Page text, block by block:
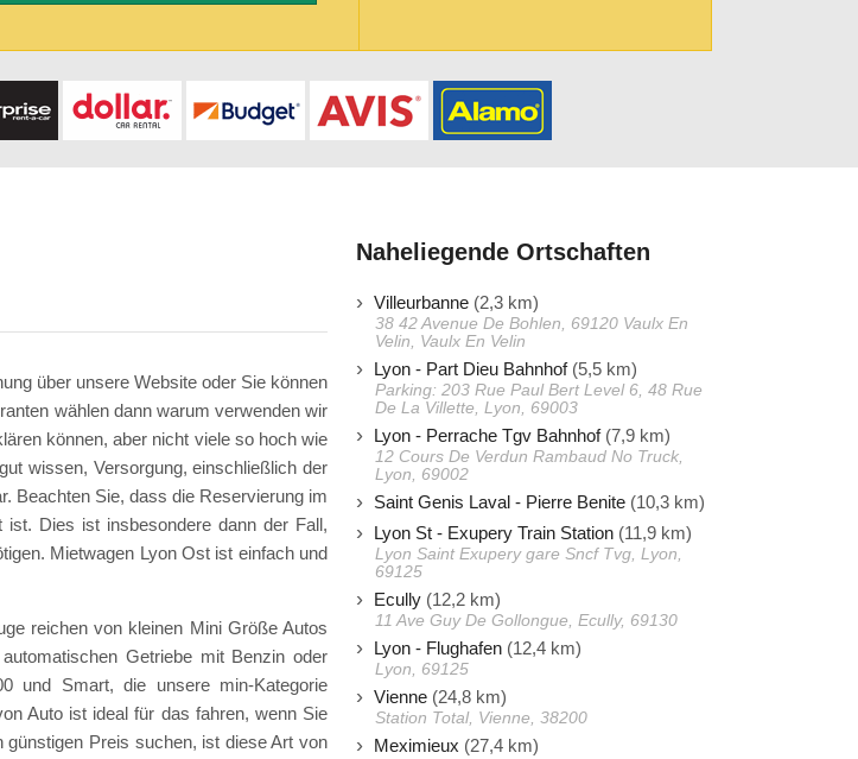
über unsere Website oder Sie können
wählen dann warum verwenden wir
können, aber nicht viele so hoch wie
wissen, Versorgung, einschließlich der
Beachten Sie, dass die Reservierung im
Dies ist insbesondere dann der Fall,
Mietwagen Lyon Ost ist einfach und
reichen von kleinen Mini Größe Autos
Getriebe mit Benzin oder
und Smart, die unsere min-Kategorie
Auto ist ideal für das fahren, wenn Sie
Preis suchen, ist diese Art von
Naheliegende Ortschaften
Villeurbanne (2,3 km)
38 42 Avenue De Bohlen, 69120 Vaulx En
Velin, Vaulx En Velin
Lyon - Part Dieu Bahnhof(5,5 km)
Parking: 203 Rue Paul Bert Level 6, 48 Rue
De La Villette, Lyon, 69003
Lyon - Perrache Tgv Bahnhof(7,9 km)
12 Cours De Verdun Rambaud No Truck,
Lyon, 69002
Saint Genis Laval - Pierre Benite (10,3 km)
Lyon St - Exupery Train Station (11,9 km)
Lyon Saint Exupery gare Sncf Tvg, Lyon,
69125
Ecully (12,2 km)
11 Ave Guy De Gollongue, Ecully, 69130
Lyon - Flughafen (12,4 km)
Lyon, 69125
Vienne (24,8 km)
Station Total, Vienne, 38200
Meximieux (27,4 km)